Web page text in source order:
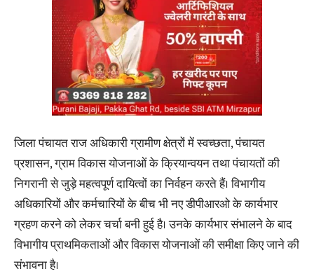
जिला पंचायत राज अधिकारी ग्रामीण क्षेत्रों में स्वच्छता, पंचायत
प्रशासन, ग्राम विकास योजनाओं के क्रियान्वयन तथा पंचायतों की
निगरानी से जुड़े महत्वपूर्ण दायित्वों का निर्वहन करते हैं। विभागीय
अधिकारियों और कर्मचारियों के बीच भी नए डीपीआरओ के कार्यभार
ग्रहण करने को लेकर चर्चा बनी हुई है। उनके कार्यभार संभालने के बाद
विभागीय प्राथमिकताओं और विकास योजनाओं की समीक्षा किए जाने की
संभावना है।